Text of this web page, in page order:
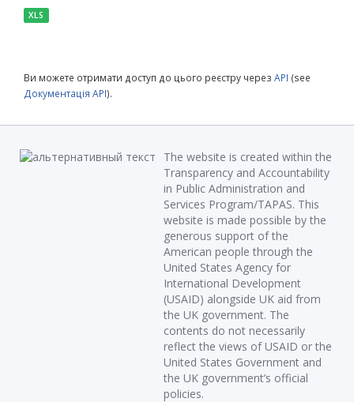
XLS
Ви можете отримати доступ до цього реєстру через API (see
Документація API).
The website is created within the
Transparency and Accountability
in Public Administration and
Services Program/TAPAS. This
website is made possible by the
generous support of the
American people through the
United States Agency for
International Development
(USAID) alongside UK aid from
the UK government. The
contents do not necessarily
reflect the views of USAID or the
United States Government and
the UK government’s official
policies.